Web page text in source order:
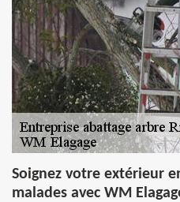
Soignez votre extérieur
malades avec WM